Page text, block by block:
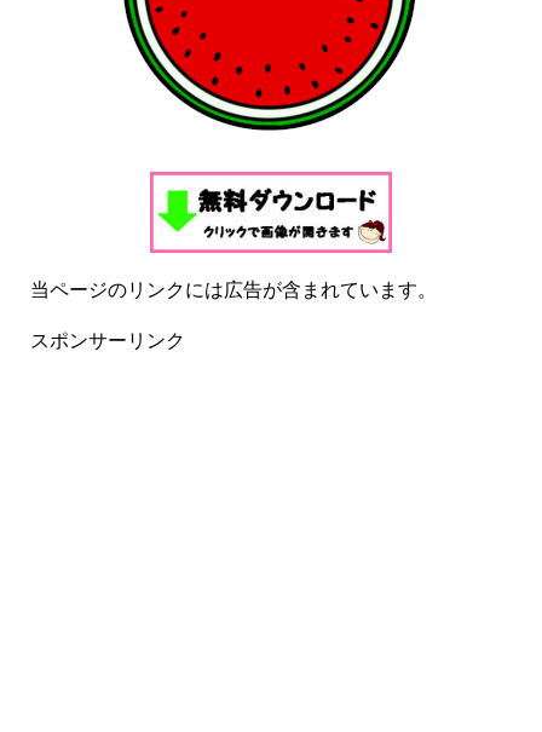
当ページのリンクには広告が含まれています。
スポンサーリンク